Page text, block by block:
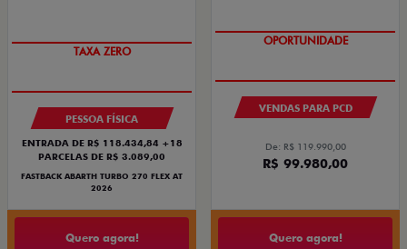
SAIA DE FIAT 0KM
PESSOA FÍSICA
ENTRADA DE R$ 118.434,84 +18
PARCELAS DE R$ 3.089,00
FASTBACK ABARTH TURBO 270 FLEX AT
2026
Quero agora!
OPORTUNIDADE
VENDAS PARA PCD
De: R$ 119.990,00
R$ 99.980,00
Quero agora!